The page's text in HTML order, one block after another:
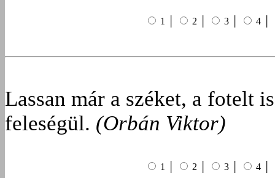
1 │ 2 │ 3 │ 4 │
Lassan már a széket, a fotelt
feleségül. (Orbán Viktor)
1 │ 2 │ 3 │ 4 │